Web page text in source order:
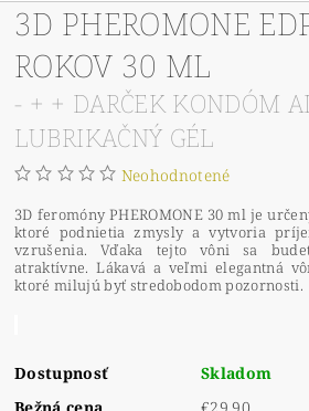
3D PHEROMONE EDP NAD
ROKOV 30 ML
- + + DARČEK KONDÓM
LUBRIKAČNÝ GÉL
Neohodnotené
3D feromóny PHEROMONE 30 ml je
ktoré podnietia zmysly a vytvoria
vzrušenia. Vďaka tejto vôni sa
atraktívne. Lákavá a veľmi elegantná
ktoré milujú byť stredobodom pozornosti.
Dostupnosť
Skladom
Bežná cena
€29,90